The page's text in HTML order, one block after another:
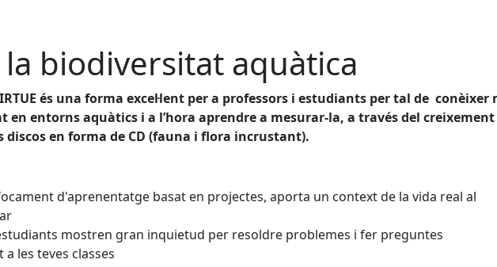
biodiversitat aquàtica
és una forma excel·lent per a professors i estudiants per tal de conèixer
en entorns aquàtics i a l’hora aprendre a mesurar-la, a través del creixement
discos en forma de CD (fauna i flora incrustant).
d'aprenentatge basat en projectes, aporta un context de la vida real al
mostren gran inquietud per resoldre problemes i fer preguntes
les teves classes